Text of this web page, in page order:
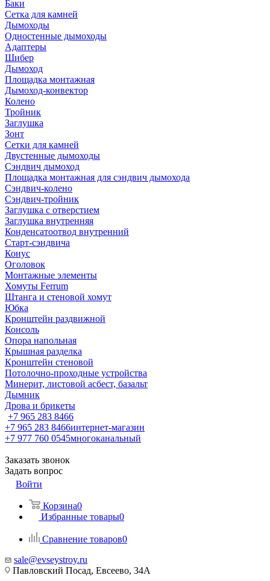
Баки
Сетка для камней
Дымоходы
Одностенные дымоходы
Адаптеры
Шибер
Дымоход
Площадка монтажная
Дымоход-конвектор
Колено
Тройник
Заглушка
Зонт
Сетки для камней
Двустенные дымоходы
Сэндвич дымоход
Площадка монтажная для сэндвич дымохода
Сэндвич-колено
Сэндвич-тройник
Заглушка с отверстием
Заглушка внутренняя
Конденсатоотвод внутренний
Старт-сэндвича
Конус
Оголовок
Монтажные элементы
Хомуты Ferrum
Штанга и стеновой хомут
Юбка
Кронштейн раздвижной
Консоль
Опора напольная
Крышная разделка
Кронштейн стеновой
Потолочно-проходные устройства
Минерит, листовой асбест, базальт
Дымник
Дрова и брикеты
+7 965 283 8466
+7 965 283 8466интернет-магазин
+7 977 760 0545многоканальный
Заказать звонок
Задать вопрос
Войти
Корзина0
Избранные товары0
Сравнение товаров0
sale@evseystroy.ru
Павловский Посад, Евсеево, 34А